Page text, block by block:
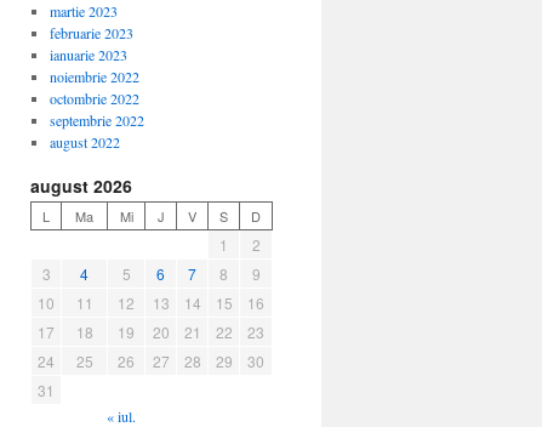
martie 2023
februarie 2023
ianuarie 2023
noiembrie 2022
octombrie 2022
septembrie 2022
august 2022
august 2026
L Ma Mi J V S D
1
2
3
4 5 6 7 8
9
10
11 12 13 14 15
16
17
18 19 20 21 22
23
24
25 26 27 28 29
30
31
« iul.